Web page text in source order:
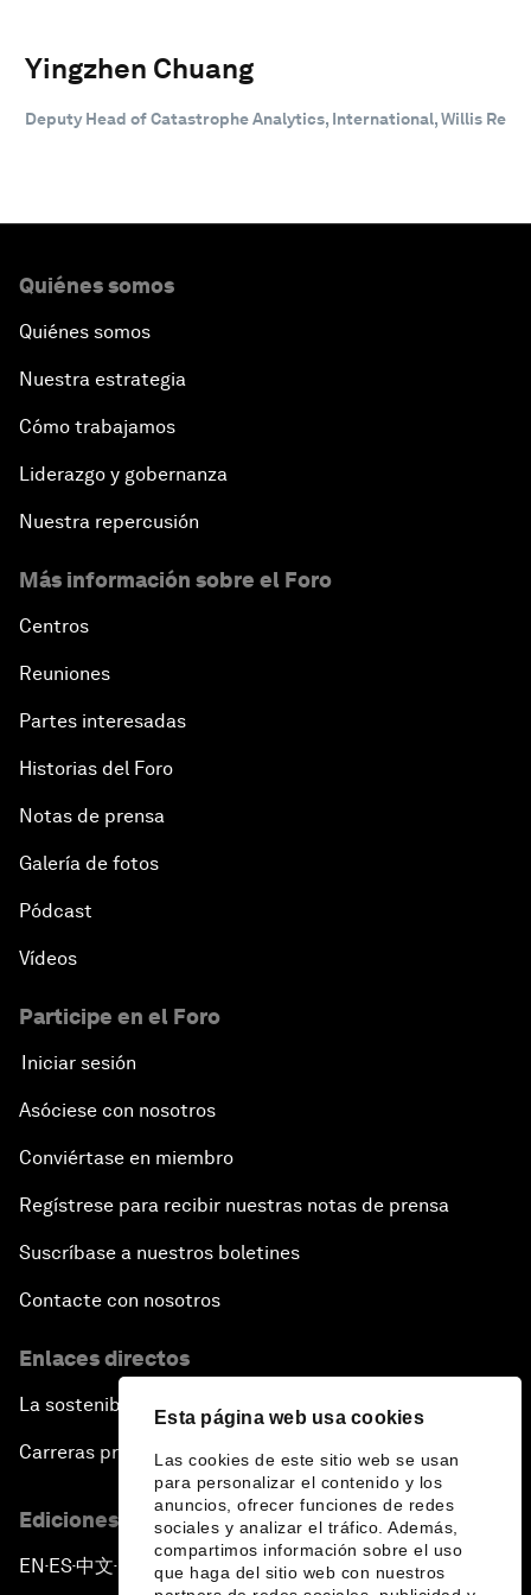
Esta página web usa cookies
Las cookies de este sitio web se usan
para personalizar el contenido y los
anuncios, ofrecer funciones de redes
sociales y analizar el tráfico. Además,
compartimos información sobre el uso
que haga del sitio web con nuestros
Yingzhen Chuang
Deputy Head of Catastrophe Analytics, International, Willis Re
Quiénes somos
Quiénes somos
Nuestra estrategia
Cómo trabajamos
Liderazgo y gobernanza
Nuestra repercusión
Más información sobre el Foro
Centros
Reuniones
Partes interesadas
Historias del Foro
Notas de prensa
Galería de fotos
Pódcast
Vídeos
Participe en el Foro
Iniciar sesión
Asóciese con nosotros
Conviértase en miembro
Regístrese para recibir nuestras notas de prensa
Suscríbase a nuestros boletines
Contacte con nosotros
Enlaces directos
La sostenibilidad en el Foro
Carreras profesionales
Ediciones en otros idiomas
EN ▪ES▪中文▪ 日本語